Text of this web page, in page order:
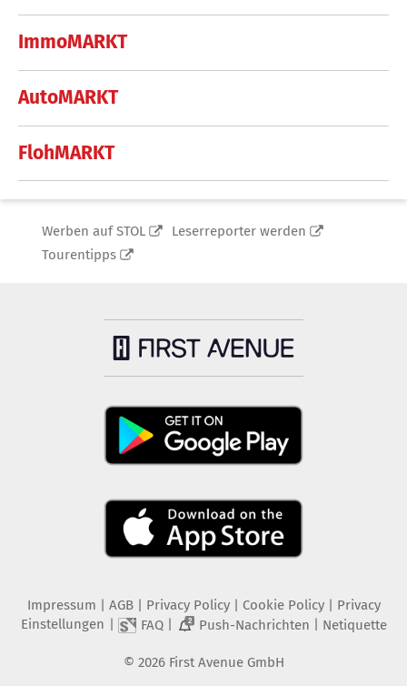
ImmoMARKT
AutoMARKT
FlohMARKT
Werben auf STOL
Leserreporter werden
Tourentipps
Impressum AGB Privacy Policy| Cookie Policy| Privacy
Einstellungen
FAQ| 2 Push-Nachrichten Netiquette
© 2026 First Avenue GmbH